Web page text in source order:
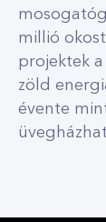
millió
projektek
zöld
évente